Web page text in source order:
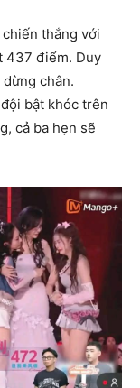
thắng với
437 điểm. Duy
chân.
bật khóc trên
cả ba hẹn sẽ